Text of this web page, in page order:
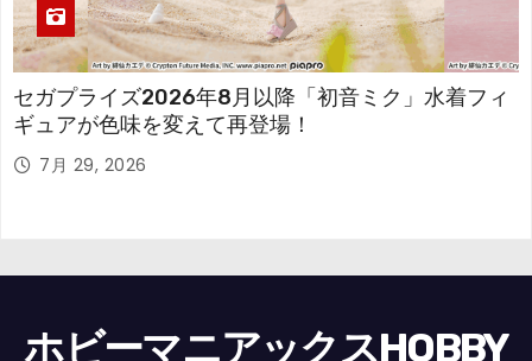
セガプライズ2026年8月以降「初音ミク」水着フィ
ギュアが色味を変えて再登場！
7月 29, 2026
ホビーマニアックスHOBBY